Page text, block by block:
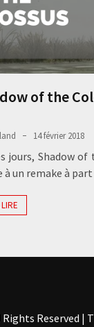
of the
14 février 2018
jours, Shadow of
à un remake à
Reserved |